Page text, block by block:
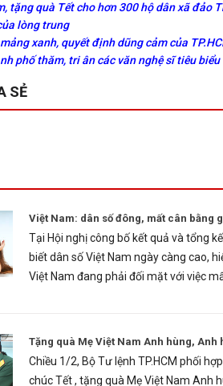
tặng quà Tết cho hơn 300 hộ dân xã đảo
lòng trung
xanh, quyết định dũng cảm của
phố thăm, tri ân các văn nghệ sĩ tiêu biểu
SẺ
Việt Nam: dân số đông, mất cân bằng
Tại Hội nghị công bố kết quả và tổng
biết dân số Việt Nam ngày càng cao,
Việt Nam đang phải đối mặt với việc
Tặng quà Mẹ Việt Nam Anh hùng, Anh
Chiều 1/2, Bộ Tư lệnh TP.HCM phối
chúc Tết , tặng quà Mẹ Việt Nam Anh